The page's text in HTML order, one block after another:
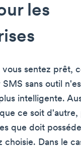
les
vous sentez prêt,
sans outil
intelligente.
ce soit d'autre,
que doit
choisie. Dans le